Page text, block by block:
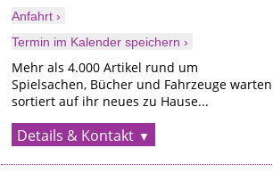
Anfahrt ›
Termin im Kalender speichern ›
Mehr als 4.000 Artikel rund um
Spielsachen, Bücher und Fahrzeuge
sortiert auf ihr neues zu Hause...
Details & Kontakt